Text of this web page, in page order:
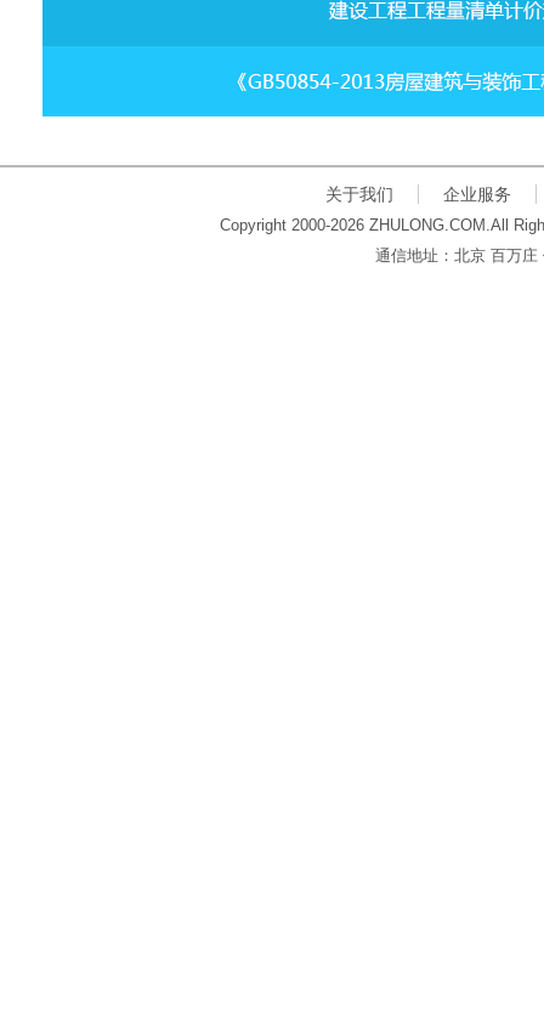
关于我们 企业服务
Copyright 2000-2026 ZHULONG.COM.All
通信地址：北京 百万